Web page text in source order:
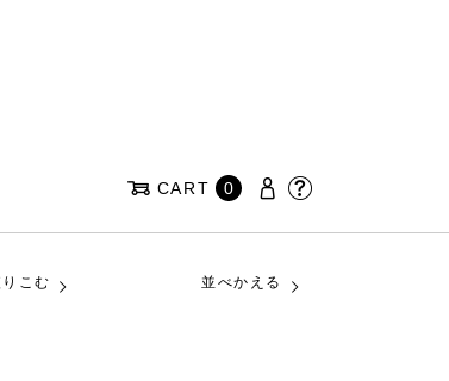
CART 0
こむ 並べかえる